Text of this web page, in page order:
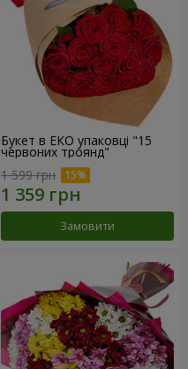
Букет в ЕКО упаковці "15
червоних троянд"
1 599 грн
Замовити